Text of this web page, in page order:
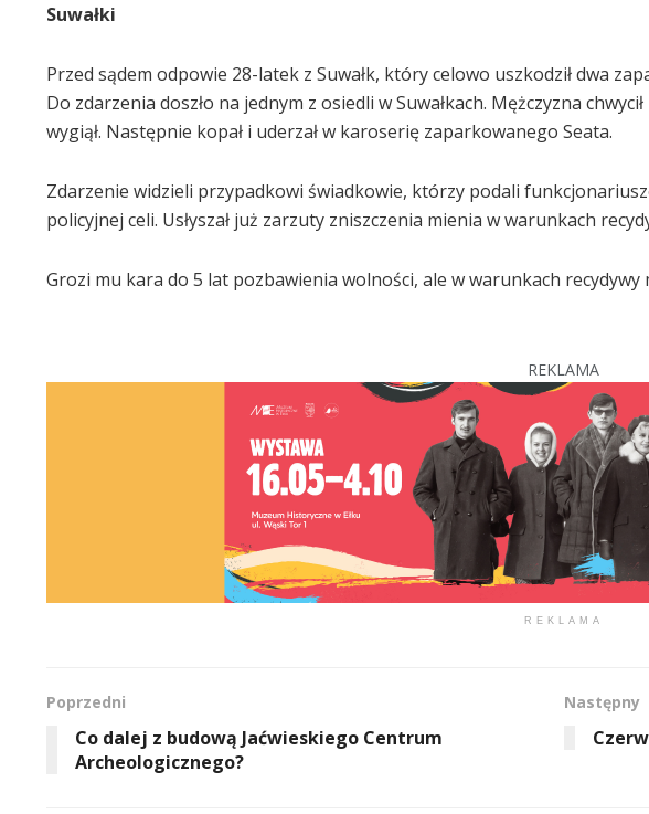
Suwałki
Przed sądem odpowie 28-latek z Suwałk, który celowo uszkodził dwa
Do zdarzenia doszło na jednym z osiedli w Suwałkach. Mężczyzna
wygiął. Następnie kopał i uderzał w karoserię zaparkowanego Seata.
Zdarzenie widzieli przypadkowi świadkowie, którzy podali
policyjnej celi. Usłyszał już zarzuty zniszczenia mienia w warunkach
Grozi mu kara do 5 lat pozbawienia wolności, ale w warunkach recydywy
REKLAMA
REKLAMA
Poprzedni
Co dalej z budową Jaćwieskiego Centrum
Archeologicznego?
Następny